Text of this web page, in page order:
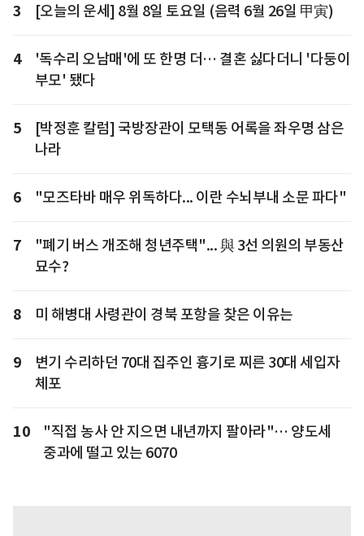
3 [오늘의 운세] 8월 8일 토요일 (음력 6월 26일 甲寅)
4
'독수리 오남매'에 또 한명 더… 결혼 싫다더니 '다둥이
부모' 됐다
5
[박정훈 칼럼] 국방장관이 모택동 어록을 좌우명 삼은
나라
6 "모즈타바 매우 위독하다... 이란 수뇌부내 소문 파다"
7
"폐기 버스 개조해 청년주택"... 與 3선 의원의 부동산
묘수?
8 미 해병대 사령관이 경북 포항을 찾은 이유는
9
변기 수리하던 70대 집주인 흉기로 찌른 30대 세입자
체포
10
"직접 농사 안 지으면 내년까지 팔아라"… 양도세
중과에 떨고 있는 6070